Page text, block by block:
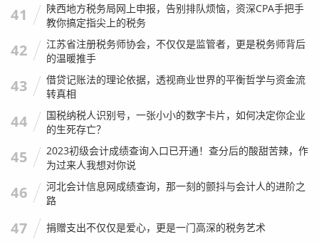
我的观点：对于大额合作，
下”，去看看他们的前台是否专业，看看员工的精气神，
看看仓库里的货（如果是贸易类），这些感官上的判
断，是任何查询系统都给不了的。
深圳企业查询中的“人情世故”
我想聊聊稍微感性一点的东西。
在深圳,大家都是爱面子的人，我们在饭局上认识了新朋友，
聊得投机，恨不得当场拜把子，这时候，如果你掏出手机
说：“等等，我先查查你公司。”这气氛确实会尴尬到冰点。
怎么处理这个矛盾？
41
陕西地方税务局网上申报，告别排队烦恼，资深CPA手把手
教你搞定指尖上的税务
42
江苏省注册税务师协会，不仅仅是监管者，更是税务师背后
的温暖推手
43
借贷记账法的理论依据，透视商业世界的平衡哲学与资金流
转真相
44
国税纳税人识别号，一张小小的数字卡片，如何决定你企业
的生死存亡？
45
2023初级会计成绩查询入口已开通！查分后的酸甜苦辣，作
为过来人我想对你说
46
河北会计信息网成绩查询，那一刻的颤抖与会计人的进阶之
路
47 捐赠支出不仅仅是爱心，更是一门高深的税务艺术